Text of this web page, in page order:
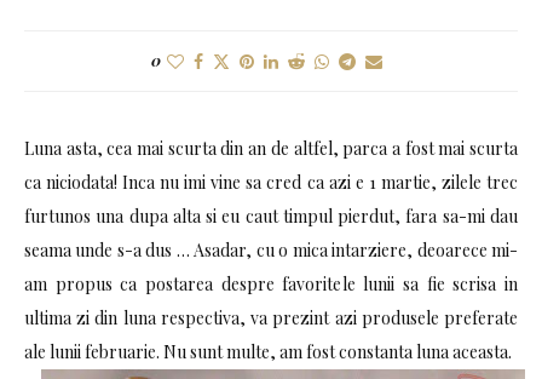
0
Luna asta, cea mai scurta din an de altfel, parca a fost mai scurta
ca niciodata! Inca nu imi vine sa cred ca azi e 1 martie, zilele trec
furtunos una dupa alta si eu caut timpul pierdut, fara sa-mi dau
seama unde s-a dus … Asadar, cu o mica intarziere, deoarece mi-
am propus ca postarea despre favoritele lunii sa fie scrisa in
ultima zi din luna respectiva, va prezint azi produsele preferate
ale lunii februarie. Nu sunt multe, am fost constanta luna aceasta.